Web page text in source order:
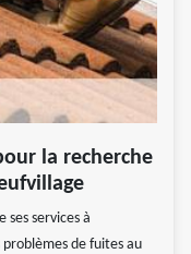
la recherche
ses services à
problèmes de fuites au